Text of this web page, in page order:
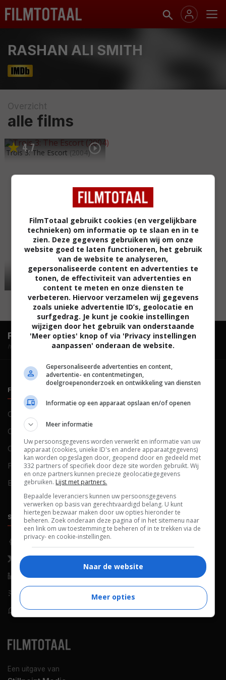
RASHAN ALI SMITH
Overzicht
alle films
4,7
Trois 3: The Escort (2004)
FilmTotaal.Hét online filmoverzicht.
hosted by
Een uitgave van
FILMTOTAAL
Contact
Over ons
Colofon
FAQ
Blog
Cookies
Cookievoorkeuren
SOCIALS
Facebook
X (Twitter)
LinkedIn
RSS-feed
WhatsApp
ONTDEKKEN
Nieuws
Netflix
Films op tv
Bioscoop
FilmTotaal gebruikt cookies (en vergelijkbare
technieken) om informatie op te slaan en in te
zien. Deze gegevens gebruiken wij om onze
website goed te laten functioneren, het gebruik
van de website te analyseren,
gepersonaliseerde content en advertenties te
tonen, de effectiviteit van advertenties en
content te meten en onze diensten te
verbeteren. Hiervoor verzamelen wij gegevens
zoals unieke advertentie ID’s, geolocatie en
surfgedrag. Je kunt je cookie instellingen
wijzigen door het gebruik van onderstaande
'Meer opties' knop of via 'Privacy instellingen
aanpassen' onderaan de website.
Gepersonaliseerde advertenties en content,
advertentie- en contentmetingen,
doelgroepenonderzoek en ontwikkeling van diensten
Informatie op een apparaat opslaan en/of openen
Meer informatie
Uw persoonsgegevens worden verwerkt en informatie van uw
apparaat (cookies, unieke ID's en andere apparaatgegevens)
kan worden opgeslagen door, geopend door en gedeeld met
332 partners of specifiek door deze site worden gebruikt. Wij
en onze partners kunnen precieze geolocatiegegevens
gebruiken. Lijst met partners.
Bepaalde leveranciers kunnen uw persoonsgegevens
verwerken op basis van gerechtvaardigd belang. U kunt
hiertegen bezwaar maken door uw opties hieronder te
beheren. Zoek onderaan deze pagina of in het sitemenu naar
een link om uw toestemming te beheren of in te trekken via de
privacy- en cookie-instellingen.
Naar de website
Meer opties